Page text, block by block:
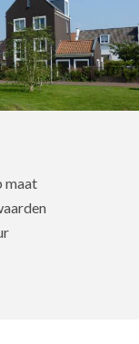
maat